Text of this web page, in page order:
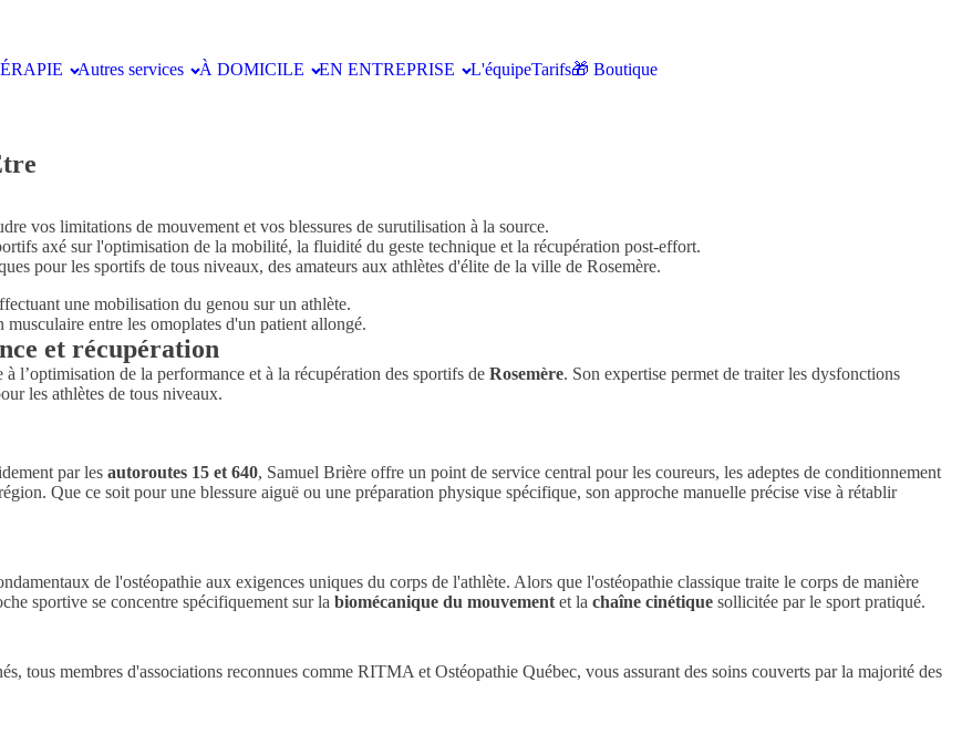
Autres services À DOMICILE EN ENTREPRISE L'équipeTarifs🎁 Boutique
vos limitations de mouvement et vos blessures de surutilisation à la source.
axé sur l'optimisation de la mobilité, la fluidité du geste technique et la récupération post-effort.
pour les sportifs de tous niveaux, des amateurs aux athlètes d'élite de la ville de Rosemère.
et récupération
l’optimisation de la performance et à la récupération des sportifs de Rosemère. Son expertise permet de traiter les dysfonctions
les athlètes de tous niveaux.
par les autoroutes 15 et 640, Samuel Brière offre un point de service central pour les coureurs, les adeptes de conditionnement
Que ce soit pour une blessure aiguë ou une préparation physique spécifique, son approche manuelle précise vise à rétablir
de l'ostéopathie aux exigences uniques du corps de l'athlète. Alors que l'ostéopathie classique traite le corps de manière
sportive se concentre spécifiquement sur la biomécanique du mouvement et la chaîne cinétique sollicitée par le sport pratiqué.
tous membres d'associations reconnues comme RITMA et Ostéopathie Québec, vous assurant des soins couverts par la majorité des